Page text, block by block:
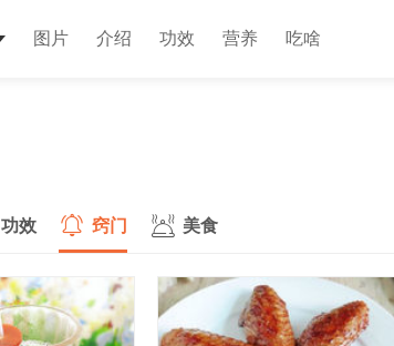
图片 介绍 功效 营养 吃啥
功效 窍门 美食